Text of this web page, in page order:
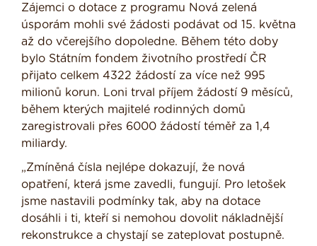
Zájemci o dotace z programu Nová zelená
úsporám mohli své žádosti podávat od 15. května
až do včerejšího dopoledne. Během této doby
bylo Státním fondem životního prostředí ČR
přijato celkem 4322 žádostí za více než 995
milionů korun. Loni trval příjem žádostí 9 měsíců,
během kterých majitelé rodinných domů
zaregistrovali přes 6000 žádostí téměř za 1,4
miliardy.
„Zmíněná čísla nejlépe dokazují, že nová
opatření, která jsme zavedli, fungují. Pro letošek
jsme nastavili podmínky tak, aby na dotace
dosáhli i ti, kteří si nemohou dovolit nákladnější
rekonstrukce a chystají se zateplovat postupně.